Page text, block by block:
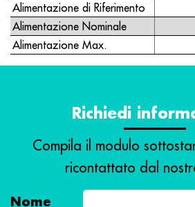
Alimentazione di Riferimento
Alimentazione Nominale
Alimentazione Max.
Richiedi
Compila il modulo
ricontattato dal
Nome